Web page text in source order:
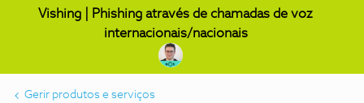
Vishing | Phishing através de chamadas de voz
internacionais/nacionais
Gerir produtos e serviços